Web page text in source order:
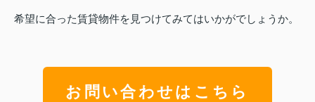
希望に合った賃貸物件を見つけてみてはいかがでしょうか。
お問い合わせはこちら